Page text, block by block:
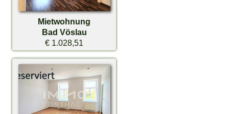
Mietwohnung
Bad Vöslau
€ 1.028,51